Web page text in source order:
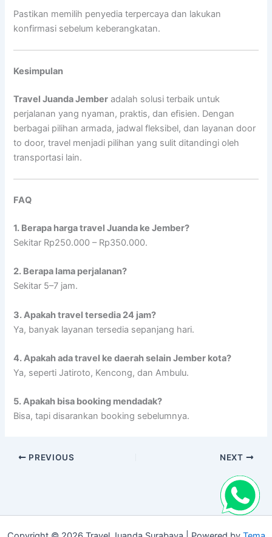
Pastikan memilih penyedia terpercaya dan lakukan
konfirmasi sebelum keberangkatan.
Kesimpulan
Travel Juanda Jember adalah solusi terbaik untuk
perjalanan yang nyaman, praktis, dan efisien. Dengan
berbagai pilihan armada, jadwal fleksibel, dan layanan door
to door, travel menjadi pilihan yang sulit ditandingi oleh
transportasi lain.
FAQ
1. Berapa harga travel Juanda ke Jember?
Sekitar Rp250.000 – Rp350.000.
2. Berapa lama perjalanan?
Sekitar 5–7 jam.
3. Apakah travel tersedia 24 jam?
Ya, banyak layanan tersedia sepanjang hari.
4. Apakah ada travel ke daerah selain Jember kota?
Ya, seperti Jatiroto, Kencong, dan Ambulu.
5. Apakah bisa booking mendadak?
Bisa, tapi disarankan booking sebelumnya.
PREVIOUS NEXT